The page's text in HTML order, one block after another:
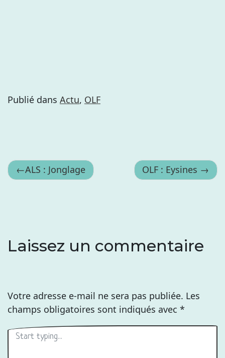
Publié dans Actu, OLF
Navigation
ALS : Jonglage OLF : Eysines
Laissez un commentaire
Votre adresse e-mail ne sera pas publiée. Les
champs obligatoires sont indiqués avec *